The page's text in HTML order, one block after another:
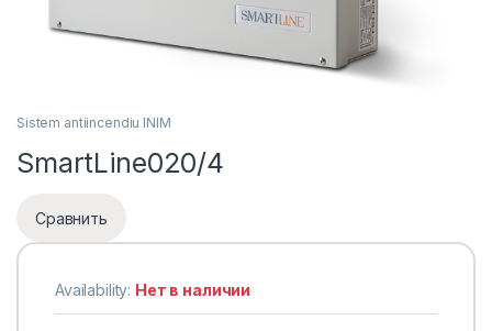
Sistem antiincendiu INIM
SmartLine020/4
Сравнить
Availability: Нет в наличии